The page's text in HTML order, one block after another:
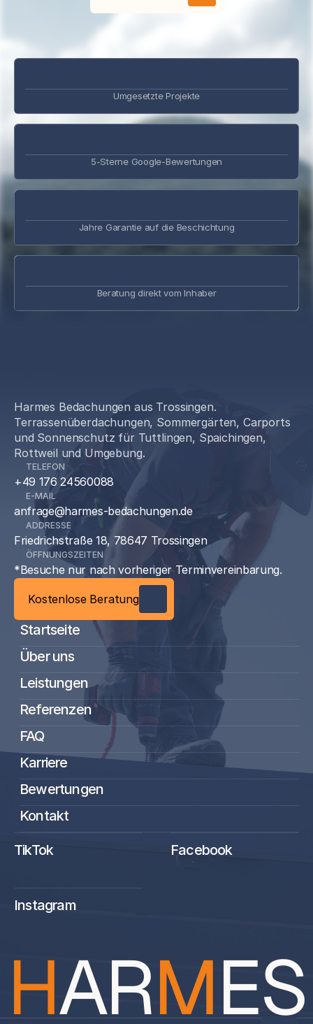
Umgesetzte Projekte
5-Sterne Google-Bewertungen
Jahre Garantie auf die Beschichtung
Beratung direkt vom Inhaber
Harmes Bedachungen aus Trossingen.
Terrassenüberdachungen, Sommergärten, Carports
und Sonnenschutz für Tuttlingen, Spaichingen,
Rottweil und Umgebung.
TELEFON
+49 176 24560088
E-MAIL
anfrage@harmes-bedachungen.de
ADDRESSE
Friedrichstraße 18, 78647 Trossingen
ÖFFNUNGSZEITEN
*Besuche nur nach vorheriger Terminvereinbarung.
Kostenlose Beratung
Startseite
Über uns
Leistungen
Referenzen
FAQ
Karriere
Bewertungen
Kontakt
TikTok Facebook
Instagram
HARMES